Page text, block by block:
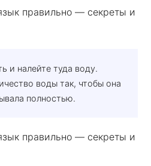
и налейте туда воду.
воды так, чтобы она
полностью.